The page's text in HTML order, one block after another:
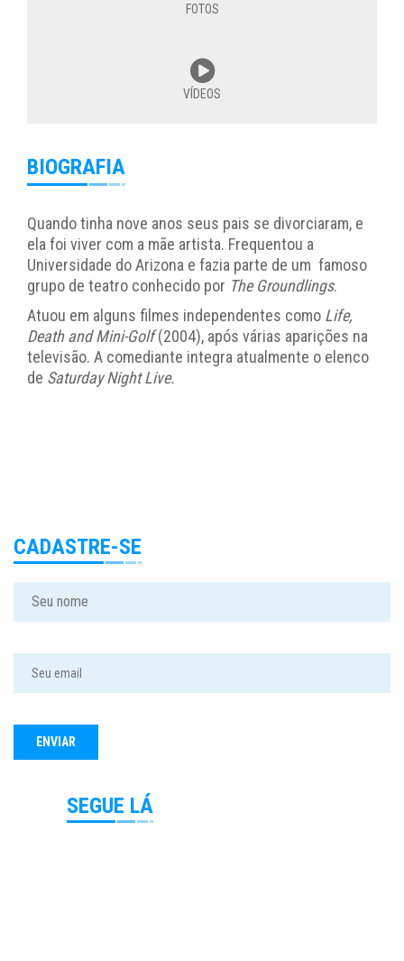
FOTOS
VÍDEOS
BIOGRAFIA
Quando tinha nove anos seus pais se divorciaram, e
ela foi viver com a mãe artista. Frequentou a
Universidade do Arizona e fazia parte de um famoso
grupo de teatro conhecido por The Groundlings.
Atuou em alguns filmes independentes como Life,
Death and Mini-Golf(2004), após várias aparições na
televisão. A comediante integra atualmente o elenco
de Saturday Night Live.
CADASTRE-SE
SEGUE LÁ